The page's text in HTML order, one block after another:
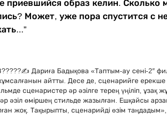
приевшийся образ келин. Сколько
Может, уже пора спустится с
Дариға Бадықова «Таптым-ау сені-2″
жұмсалғанын айтты. Десе де, сценарийге
сценаристер әр әзілге терең үңіліп, ұзақ
әзіл өміршең стильде жазылған. Ешқайсы
жоқ. Тақырыпты, сценарийді өзім таңдадым»,